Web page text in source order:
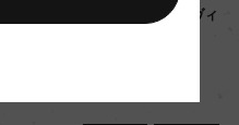
シャサーニュ・モンラッシェ ヴィ